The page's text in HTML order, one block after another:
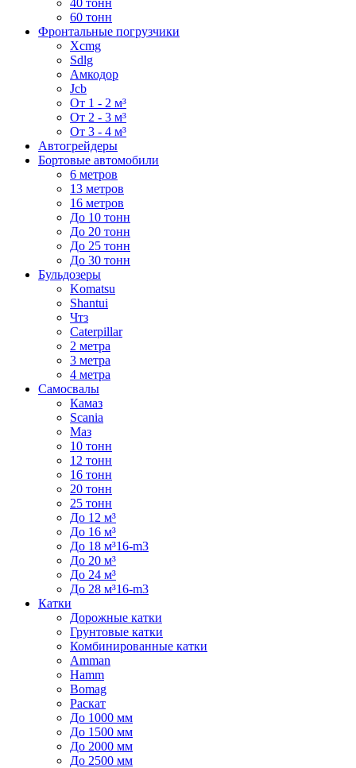
60 тонн
Фронтальные погрузчики
Xcmg
Sdlg
Амкодор
Jcb
От 1 - 2 м³
От 2 - 3 м³
От 3 - 4 м³
Автогрейдеры
Бортовые автомобили
6 метров
13 метров
16 метров
До 10 тонн
До 20 тонн
До 25 тонн
До 30 тонн
Бульдозеры
Komatsu
Shantui
Чтз
Caterpillar
2 метра
3 метра
4 метра
Самосвалы
Камаз
Scania
Маз
10 тонн
12 тонн
16 тонн
20 тонн
25 тонн
До 12 м³
До 16 м³
До 18 м³16-m3
До 20 м³
До 24 м³
До 28 м³16-m3
Катки
Дорожные катки
Грунтовые катки
Комбинированные катки
Amman
Hamm
Bomag
Раскат
До 1000 мм
До 1500 мм
До 2000 мм
До 2500 мм